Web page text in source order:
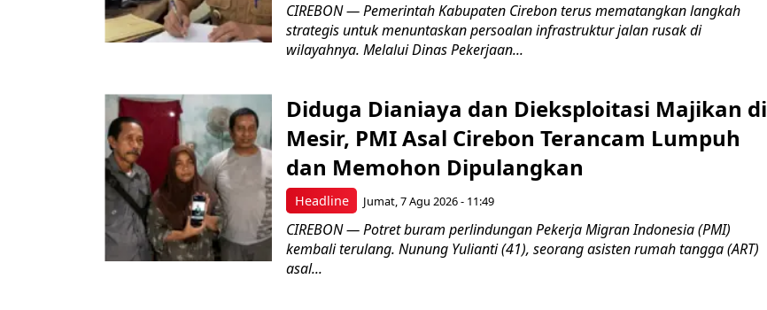
CIREBON — Pemerintah Kabupaten Cirebon terus mematangkan langkah
strategis untuk menuntaskan persoalan infrastruktur jalan rusak di
wilayahnya. Melalui Dinas Pekerjaan...
Headline
Diduga Dianiaya dan Dieksploitasi Majikan di
Mesir, PMI Asal Cirebon Terancam Lumpuh
dan Memohon Dipulangkan
Jumat, 7 Agu 2026 - 11:49
CIREBON — Potret buram perlindungan Pekerja Migran Indonesia (PMI)
kembali terulang. Nunung Yulianti (41), seorang asisten rumah tangga (ART)
asal...